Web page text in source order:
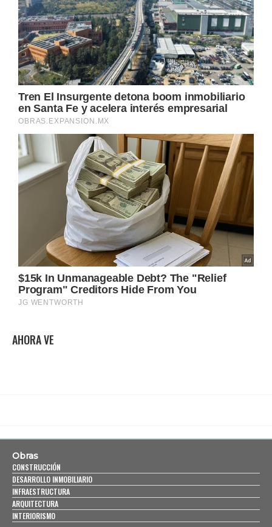
AHORA VE
Obras
CONSTRUCCIÓN
DESARROLLO INMOBILIARIO
INFRAESTRUCTURA
ARQUITECTURA
INTERIORISMO